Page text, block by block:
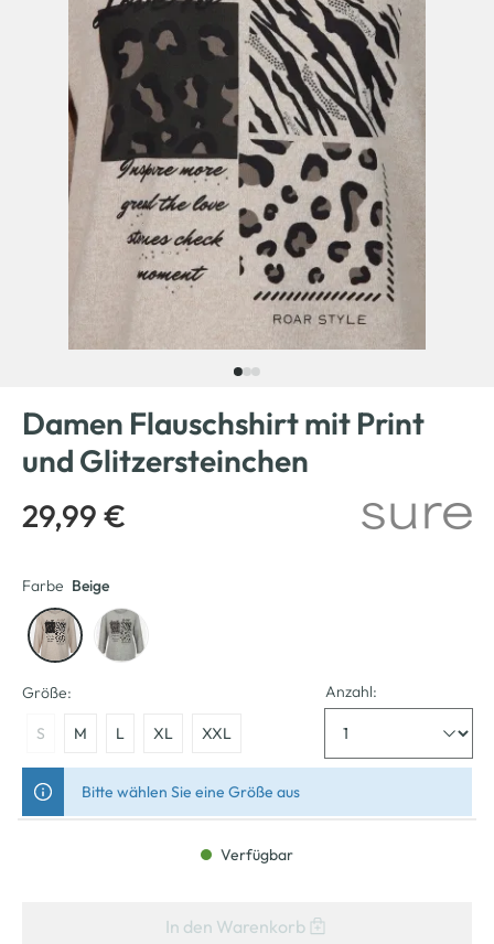
Damen Flauschshirt mit Print
und Glitzersteinchen
29,99 €
Farbe Beige
Größe:
S M L XL XXL
Anzahl:
Bitte wählen Sie eine Größe aus
Verfügbar
In den Warenkorb